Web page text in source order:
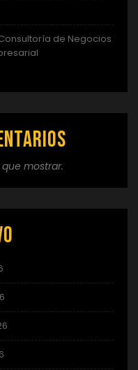
de Negocios
mostrar.